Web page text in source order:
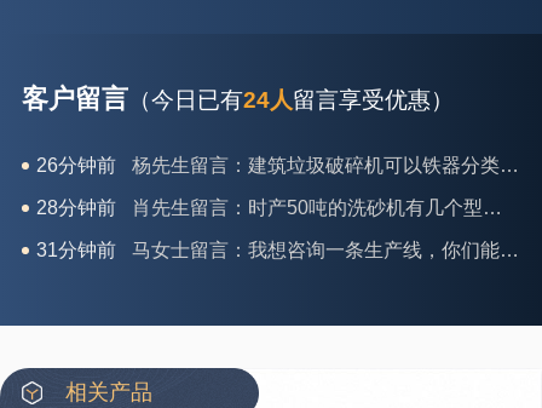
客户留言 （今日已有24人留言享受优惠）
28分钟前 肖先生留言：时产50吨的洗砂机有几个型号？
31分钟前 马女士留言：我想咨询一条生产线，你们能做吗？
35分钟前 龚先生留言：处理河石、花岗岩的500*750颚破机什么价位？
3分钟前 王先生留言：水泥厂熟料能破碎吗？推荐用什么机器？
相关产品